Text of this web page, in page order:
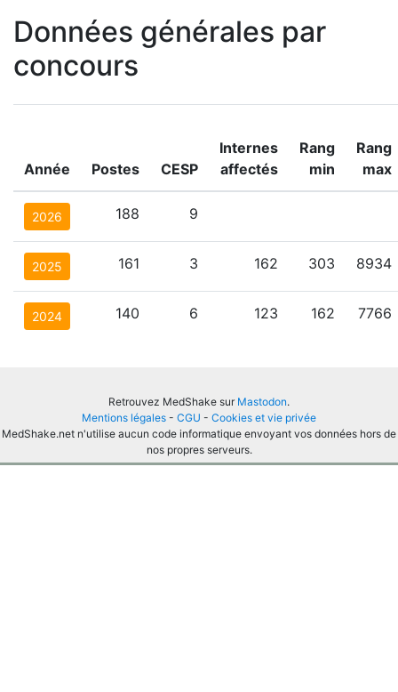
Données générales par
concours
Année Postes CESP
Internes
affectés
Rang
min
Rang
max
2026 188 9
2025 161 3 162 303 8934
2024 140 6 123 162 7766
Retrouvez MedShake sur Mastodon.
Mentions légales - CGU - Cookies et vie privée
MedShake.net n'utilise aucun code informatique envoyant vos données hors de
nos propres serveurs.